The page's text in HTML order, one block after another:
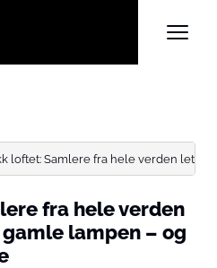
loftet: Samlere fra hele verden leter
fra hele verden
lampen – og